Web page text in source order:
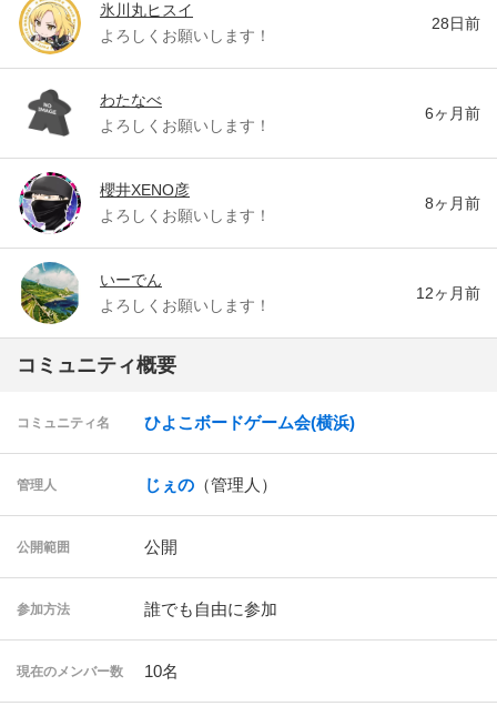
氷川丸ヒスイ
よろしくお願いします！
28日前
わたなべ
よろしくお願いします！
6ヶ月前
櫻井XENO彦
よろしくお願いします！
8ヶ月前
いーでん
よろしくお願いします！
12ヶ月前
コミュニティ概要
コミュニティ名 ひよこボードゲーム会(横浜)
管理人 じぇの （管理人）
公開範囲 公開
参加方法 誰でも自由に参加
現在のメンバー数 10名